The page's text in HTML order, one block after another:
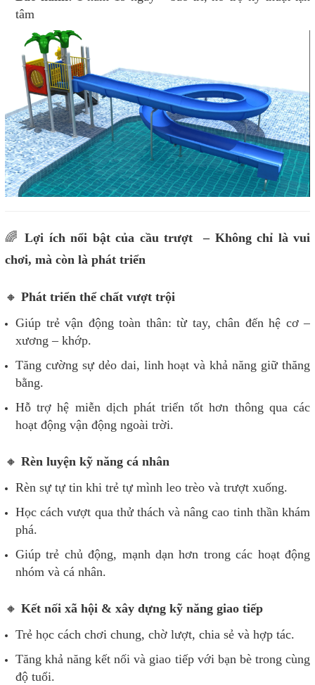
tâm
🌈 Lợi ích nổi bật của cầu trượt – Không chỉ là vui
chơi, mà còn là phát triển
🔸 Phát triển thể chất vượt trội
Giúp trẻ vận động toàn thân: từ tay, chân đến hệ cơ –
xương – khớp.
Tăng cường sự dẻo dai, linh hoạt và khả năng giữ thăng
bằng.
Hỗ trợ hệ miễn dịch phát triển tốt hơn thông qua các
hoạt động vận động ngoài trời.
🔸 Rèn luyện kỹ năng cá nhân
Rèn sự tự tin khi trẻ tự mình leo trèo và trượt xuống.
Học cách vượt qua thử thách và nâng cao tinh thần khám
phá.
Giúp trẻ chủ động, mạnh dạn hơn trong các hoạt động
nhóm và cá nhân.
🔸 Kết nối xã hội & xây dựng kỹ năng giao tiếp
Trẻ học cách chơi chung, chờ lượt, chia sẻ và hợp tác.
Tăng khả năng kết nối và giao tiếp với bạn bè trong cùng
độ tuổi.